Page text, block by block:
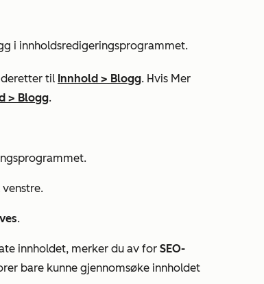
i innholdsredigeringsprogrammet.
til Innhold > Blogg. Hvis Mer
> Blogg.
.
innholdet, merker du av for SEO-
bare kunne gjennomsøke innholdet